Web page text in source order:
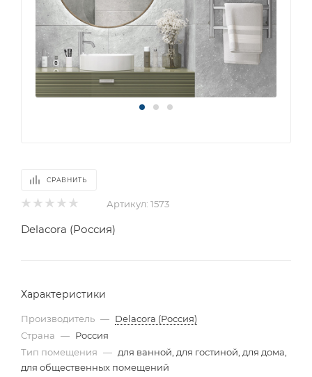
СРАВНИТЬ
Артикул: 1573
Delacora (Россия)
Характеристики
Производитель — Delacora (Россия)
Страна — Россия
Тип помещения — для ванной, для гостиной, для дома,
для общественных помещений